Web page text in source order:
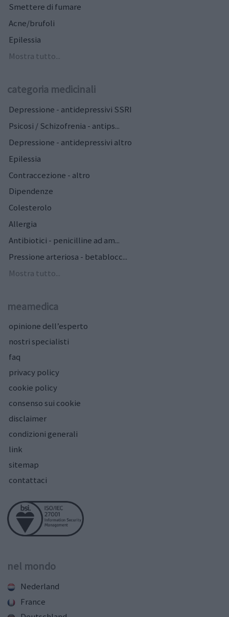
Smettere di fumare
Acne/brufoli
Epilessia
Mostra tutto...
categoria medicinali
Depressione - antidepressivi SSRI
Psicosi / Schizofrenia - antips...
Depressione - antidepressivi altro
Epilessia
Contraccezione - altro
Dipendenze
Colesterolo
Allergia
Antibiotici - penicilline ad am...
Pressione arteriosa - betablocc...
Mostra tutto...
meamedica
opinione dell’esperto
nostri specialisti
faq
privacy policy
cookie policy
consenso sui cookie
disclaimer
condizioni generali
link
sitemap
contattaci
nel mondo
Nederland
France